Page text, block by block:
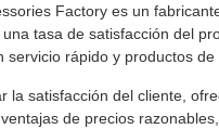
Factory es un
tasa de satisfacción del
servicio rápido y productos de
la satisfacción del cliente,
de precios